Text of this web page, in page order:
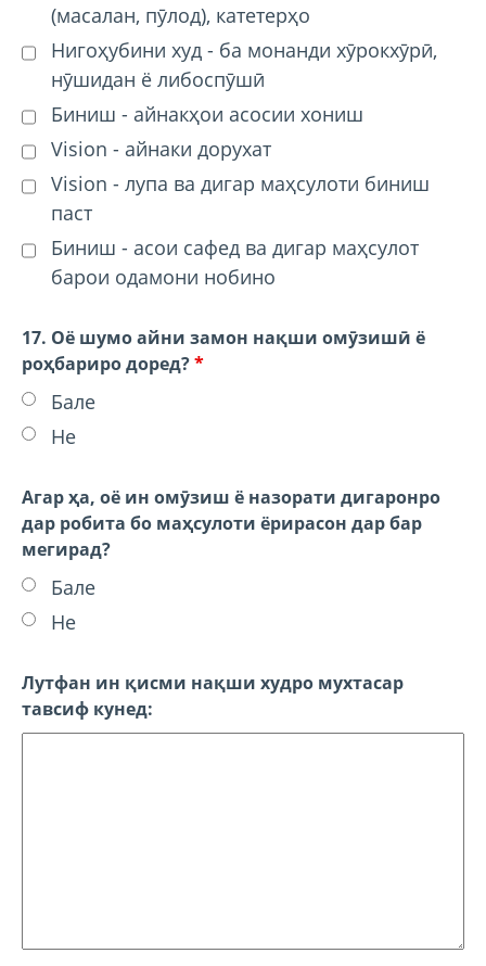
(масалан, пӯлод), катетерҳо
Нигоҳубини худ - ба монанди хӯрокхӯрӣ,
нӯшидан ё либоспӯшӣ
Биниш - айнакҳои асосии хониш
Vision - айнаки дорухат
Vision - лупа ва дигар маҳсулоти биниш
паст
Биниш - асои сафед ва дигар маҳсулот
барои одамони нобино
17. Оё шумо айни замон нақши омӯзишӣ ё
роҳбариро доред?*
Бале
Не
Агар ҳа, оё ин омӯзиш ё назорати дигаронро
дар робита бо маҳсулоти ёрирасон дар бар
мегирад?
Бале
Не
Лутфан ин қисми нақши худро мухтасар
тавсиф кунед: